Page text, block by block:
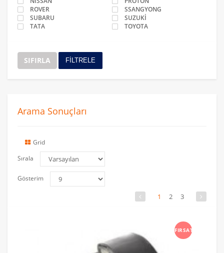
ROVER
SSANGYONG
SUBARU
SUZUKİ
TATA
TOYOTA
SIFIRLA FİLTRELE
Arama Sonuçları
Grid
Sırala
Gösterim
1 2 3
FIRSAT